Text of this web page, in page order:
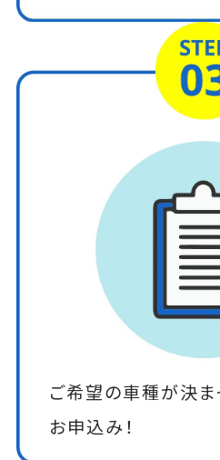
ご希望の車種が決ま
お申込み！